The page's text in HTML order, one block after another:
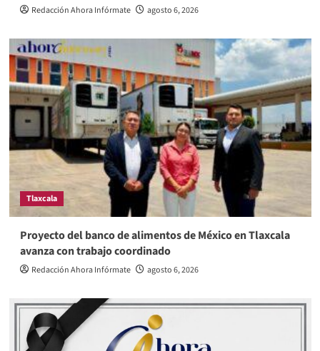
Redacción Ahora Infórmate agosto 6, 2026
Tlaxcala
Proyecto del banco de alimentos de México en Tlaxcala
avanza con trabajo coordinado
Redacción Ahora Infórmate agosto 6, 2026